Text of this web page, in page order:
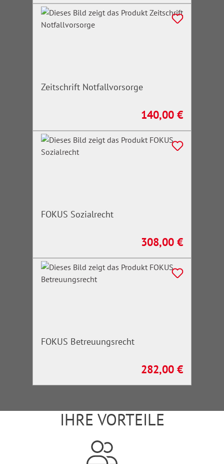
Zeitschrift Notfallvorsorge
Regulärer Preis:
140,00 €
FOKUS Sozialrecht
Regulärer Preis:
308,00 €
FOKUS Betreuungsrecht
Regulärer Preis:
282,00 €
IHRE VORTEILE